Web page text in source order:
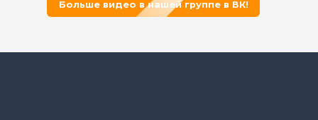
Больше видео в нашей группе в ВК!